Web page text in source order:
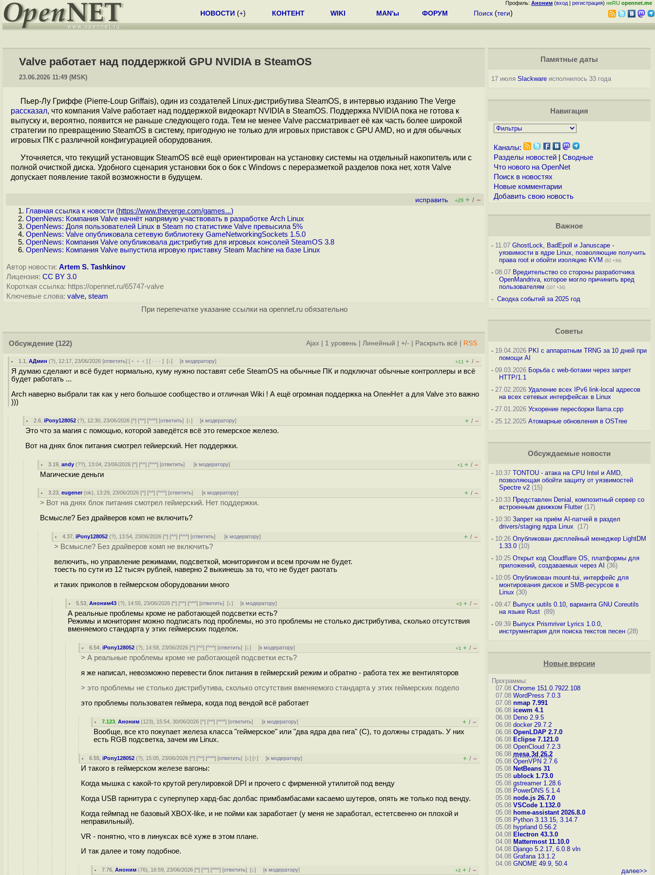
Профиль: Аноним (вход | регистрация) неRU opennet.me
НОВОСТИ (+) КОНТЕНТ WIKI MAN'ы ФОРУМ Поиск (теги)
Valve работает над поддержкой GPU NVIDIA в SteamOS
23.06.2026 11:49 (MSK)
Пьер-Лу Гриффе (Pierre-Loup Griffais), один из создателей Linux-дистрибутива SteamOS, в интервью изданию The Verge
рассказал, что компания Valve работает над поддержкой видеокарт NVIDIA в SteamOS. Поддержка NVIDIA пока не готова к
выпуску и, вероятно, появится не раньше следующего года. Тем не менее Valve рассматривает её как часть более широкой
стратегии по превращению SteamOS в систему, пригодную не только для игровых приставок c GPU AMD, но и для обычных
игровых ПК с различной конфигурацией оборудования.
Уточняется, что текущий установщик SteamOS всё ещё ориентирован на установку системы на отдельный накопитель или с
полной очисткой диска. Удобного сценария установки бок о бок с Windows с переразметкой разделов пока нет, хотя Valve
допускает появление такой возможности в будущем.
исправить +29 + / –
Главная ссылка к новости (https://www.theverge.com/games...)
OpenNews: Компания Valve начнёт напрямую участвовать в разработке Arch Linux
OpenNews: Доля пользователей Linux в Steam по статистике Valve превысила 5%
OpenNews: Valve опубликовала сетевую библиотеку GameNetworkingSockets 1.5.0
OpenNews: Компания Valve опубликовала дистрибутив для игровых консолей SteamOS 3.8
OpenNews: Компания Valve выпустила игровую приставку Steam Machine на базе Linux
Автор новости: Artem S. Tashkinov
Лицензия: CC BY 3.0
Короткая ссылка: https://opennet.ru/65747-valve
Ключевые слова: valve, steam
При перепечатке указание ссылки на opennet.ru обязательно
Обсуждение (122) Ajax 1 уровень Линейный +/- Раскрыть всё RSS
1.1 ,АДмин (?), 12:17, 23/06/2026 [ответить] [ ﹢﹢﹢] [ · · ·][↓] [к модератору] +11 + / –
Я думаю сделают и всё будет нормально, куму нужно поставят себе SteamOS на обычные ПК и подключат обычные контроллеры и всё
будет работать ...
Arch наверно выбрали так как у него большое сообщество и отличная Wiki ! А ещё огромная поддержка на ОпенНет а для Valve это важно
)))
2.6 ,iPony128052 (?), 12:30, 23/06/2026 [^] [^^] [^^^] [ответить][↓] [к модератору] + / –
Это что за магия с помощью, которой заведётся всё это гемерское железо.
Вот на днях блок питания смотрел гейиерский. Нет поддержки.
3.19 ,andy (??), 13:04, 23/06/2026 [^] [^^] [^^^] [ответить] [к модератору] +1 + / –
Магические деньги
3.23 ,eugener(ok), 13:29, 23/06/2026 [^] [^^] [^^^] [ответить] [к модератору] + / –
> Вот на днях блок питания смотрел гейиерский. Нет поддержки.
Всмысле? Без драйверов комп не включить?
4.37 ,iPony128052 (?), 13:54, 23/06/2026 [^] [^^] [^^^] [ответить] [к модератору] + / –
> Всмысле? Без драйверов комп не включить?
велючить, но управление режимами, подсветкой, мониторингом и всем прочим не будет.
тоесть по сути из 12 тысяч рублей, наверно 2 выкинешь за то, что не будет раотать
и таких приколов в геймерском оборудовании много
5.53 ,Аноним43 (?), 14:55, 23/06/2026 [^] [^^] [^^^] [ответить][↓] [к модератору] +3 + / –
А реальные проблемы кроме не работающей подсветки есть?
Режимы и мониторинг можно подписать под проблемы, но это проблемы не столько дистрибутива, сколько отсутствия
вменяемого стандарта у этих геймерских поделок.
6.54 ,iPony128052 (?), 14:58, 23/06/2026 [^] [^^] [^^^] [ответить][↓] [к модератору] +1 + / –
> А реальные проблемы кроме не работающей подсветки есть?
я же написал, невозможно перевести блок питания в геймерский режим и обратно - работа тех же вентиляторов
> это проблемы не столько дистрибутива, сколько отсутствия вменяемого стандарта у этих геймерских подело
это проблемы пользоватея геймера, когда под вендой всё работает
7.123 ,Аноним (123), 15:54, 30/06/2026 [^] [^^] [^^^] [ответить] [к модератору] + / –
Вообще, все кто покупает железа класса "геймерское" или "два ядра два гига" (С), то должны страдать. У них
есть RGB подсветка, зачем им Linux.
6.55 ,iPony128052 (?), 15:05, 23/06/2026 [^] [^^] [^^^] [ответить][↓] [↑] [к модератору] + / –
И такого в геймерском железе вагоны:
Когда мышка с какой-то крутой регулировкой DPI и прочего с фирменной утилитой под венду
Когда USB гарнитура с суперпупер хард-бас долбас примбамбасами касаемо шутеров, опять же только под венду.
Когда геймпад не базовый XBOX-like, и не пойми как заработает (у меня не заработал, естетсвенно он плохой и
неправильный).
VR - понятно, что в линуксах всё хуже в этом плане.
И так далее и тому подобное.
7.76 ,Аноним (76), 16:59, 23/06/2026 [^] [^^] [^^^] [ответить][↓] [к модератору] +2 + / –
Памятные даты
17 июля Slackwareисполнилось 33 года
Навигация
Каналы:
Разделы новостей| Сводные
Что нового на OpenNet
Поиск в новостях
Новые комментарии
Добавить свою новость
Важное
-11.07 GhostLock, BadEpoll и Januscape -
уязвимости в ядре Linux, позволяющие получить
права root и обойти изоляцию KVM (82 +34)
-08.07 Вредительство со стороны разработчика
OpenMandriva, которое могло причинить вред
пользователям (107 +34)
- Сводка событий за 2025 год
Советы
-19.04.2026 PKI с аппаратным TRNG за 10 дней при
помощи AI
-09.03.2026 Борьба с web-ботами через запрет
HTTP/1.1
-27.02.2026 Удаление всех IPv6 link-local адресов
на всех сетевых интерфейсах в Linux
-27.01.2026 Ускорение пересборки llama.cpp
-25.12.2025 Атомарные обновления в OSTree
Обсуждаемые новости
-10:37 TONTOU - атака на CPU Intel и AMD,
позволяющая обойти защиту от уязвимостей
Spectre v2(15)
-10:33 Представлен Denial, композитный сервер со
встроенным движком Flutter(17)
-10:30 Запрет на приём AI-патчей в раздел
drivers/staging ядра Linux
(17)
-10:26 Опубликован дисплейный менеджер LightDM
1.33.0(10)
-10:25 Открыт код Cloudflare OS, платформы для
приложений, создаваемых через AI (36)
-10:05 Опубликован mount-tui, интерфейс для
монтирования дисков и SMB-ресурсов в
Linux (30)
-09:47 Выпуск uutils 0.10, варианта GNU Coreutils
на языке Rust (89)
-09:39 Выпуск Prismriver Lyrics 1.0.0,
инструментария для поиска текстов песен(28)
Новые версии
Программы:
07.08 Chrome 151.0.7922.108
07.08 WordPress 7.0.3
07.08 nmap 7.991
06.08 icewm 4.1
06.08 Deno 2.9.5
06.08 docker 29.7.2
06.08 OpenLDAP 2.7.0
06.08 Eclipse 7.121.0
06.08 OpenCloud 7.2.3
06.08 mesa 3d 26.2
05.08 OpenVPN 2.7.6
05.08 NetBeans 31
05.08 ublock 1.73.0
05.08 gstreamer 1.28.6
05.08 PowerDNS 5.1.4
05.08 node.js 26.7.0
05.08 VSCode 1.132.0
05.08 home-assistant 2026.8.0
05.08 Python 3.13.15, 3.14.7
05.08 hyprland 0.56.2
04.08 Electron 43.3.0
04.08 Mattermost 11.10.0
04.08 Django 5.2.17, 6.0.8 vln
04.08 Grafana 13.1.2
04.08 GNOME 49.9, 50.4
далее>>